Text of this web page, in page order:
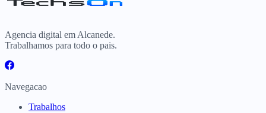
Agencia digital em Alcanede.
Trabalhamos para todo o pais.
Navegacao
Trabalhos